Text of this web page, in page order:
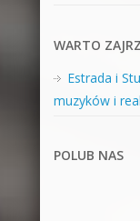
WARTO
Estrada i
muzyków i
POLUB NAS